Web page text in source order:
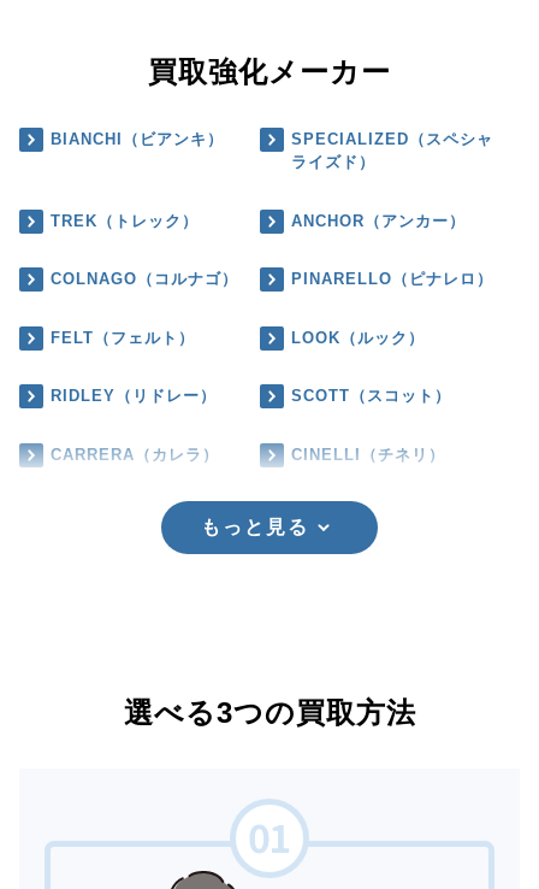
買取強化メーカー
BIANCHI（ビアンキ）
SPECIALIZED（スペシャ
ライズド）
TREK（トレック） ANCHOR（アンカー）
COLNAGO（コルナゴ） PINARELLO（ピナレロ）
FELT（フェルト） LOOK（ルック）
RIDLEY（リドレー） SCOTT（スコット）
CARRERA（カレラ） CINELLI（チネリ）
もっと見る
選べる3つの買取方法